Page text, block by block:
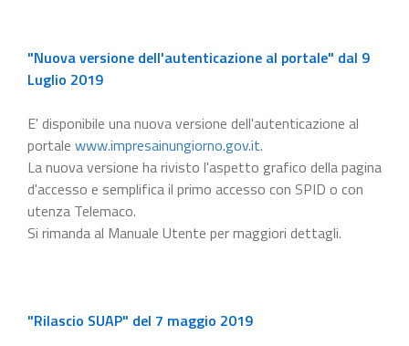
"Nuova versione dell'autenticazione al portale" dal 9
Luglio 2019
E' disponibile una nuova versione dell'autenticazione al
portale www.impresainungiorno.gov.it.
La nuova versione ha rivisto l'aspetto grafico della pagina
d'accesso e semplifica il primo accesso con SPID o con
utenza Telemaco.
Si rimanda al Manuale Utente per maggiori dettagli.
"Rilascio SUAP" del 7 maggio 2019